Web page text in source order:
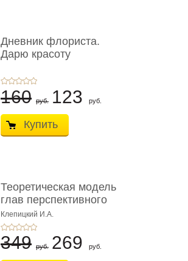
Дневник флориста.
Дарю красоту
160 руб. 123 руб.
Купить
Теоретическая модель
глав перспективного
УК о ...
Клепицкий И.А.
349 руб. 269 руб.